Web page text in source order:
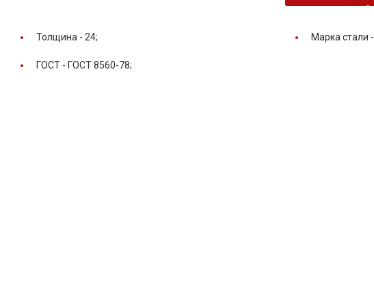
Толщина - 24; Марка стали -
ГОСТ - ГОСТ 8560-78;